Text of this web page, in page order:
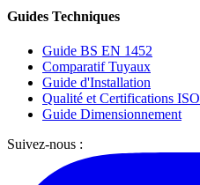
Guides Techniques
Guide BS EN 1452
Comparatif Tuyaux
Guide d'Installation
Qualité et Certifications ISO
Guide Dimensionnement
Suivez-nous :